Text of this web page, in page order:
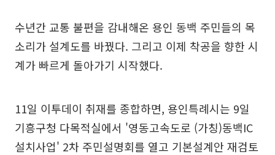
수년간 교통 불편을 감내해온 용인 동백 주민들의 목
소리가 설계도를 바꿨다. 그리고 이제 착공을 향한 시
계가 빠르게 돌아가기 시작했다.
11일 이투데이 취재를 종합하면, 용인특례시는 9일
기흥구청 다목적실에서 '영동고속도로 (가칭)동백IC
설치사업' 2차 주민설명회를 열고 기본설계안 재검토